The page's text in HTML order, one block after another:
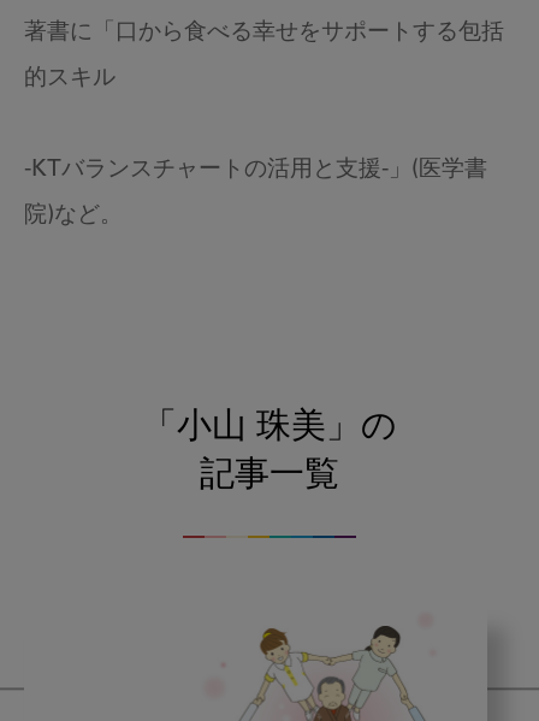
著書に「口から食べる幸せをサポートする包括
的スキル
-KTバランスチャートの活用と支援-」(医学書
院)など。
「小山 珠美」の
記事一覧